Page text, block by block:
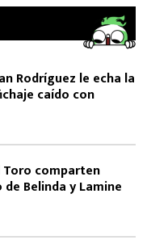
Rodríguez le echa la
caído con
comparten
Belinda y Lamine